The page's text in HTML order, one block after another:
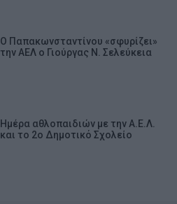
Ο Παπακωνσταντίνου «σφυρίζει»
την ΑΕΛ ο Γιούργας Ν. Σελεύκεια
Ημέρα αθλοπαιδιών με την Α.Ε.Λ.
και το 2ο Δημοτικό Σχολείο